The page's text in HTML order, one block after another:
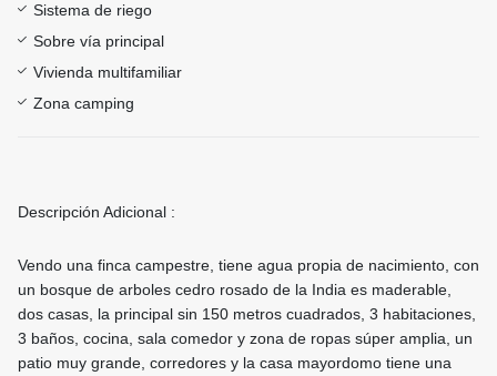
Sistema de riego
Sobre vía principal
Vivienda multifamiliar
Zona camping
Descripción Adicional :
Vendo una finca campestre, tiene agua propia de nacimiento, con
un bosque de arboles cedro rosado de la India es maderable,
dos casas, la principal sin 150 metros cuadrados, 3 habitaciones,
3 baños, cocina, sala comedor y zona de ropas súper amplia, un
patio muy grande, corredores y la casa mayordomo tiene una